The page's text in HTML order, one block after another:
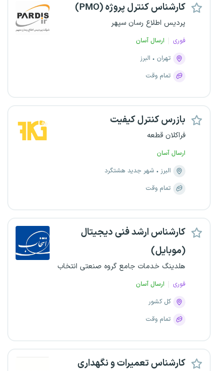
کارشناس کنترل پروژه (PMO)
پردیس اطلاع رسان سپهر
فوری
ارسال آسان
تهران
البرز
تمام وقت
بازرس کنترل کیفیت
فراکلان قطعه
ارسال آسان
البرز
شهر جدید هشتگرد
تمام وقت
کارشناس ارشد فنی دیجیتال
(موبایل)
هلدینگ خدمات جامع گروه صنعتی انتخاب
فوری
ارسال آسان
کل کشور
تمام وقت
کارشناس تعمیرات و نگهداری